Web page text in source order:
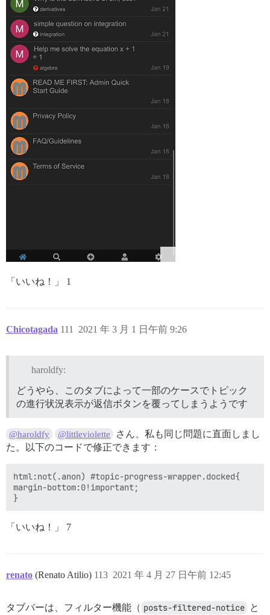
「いいね！」 1
Chicotagada 2021 年 3 月 1 日午前 9:26
111
haroldfy:
どうやら、このタブによって一部のケースでトピック
の進行状況表示が返信ボタンを覆ってしまうようです
@haroldfy @littleviolette
さん、私も同じ問題に直面しまし
た。以下のコードで修正できます：
html:not(.anon) #topic-progress-wrapper.docked{
margin-bottom:0!important;
「いいね！」 7
renato (Renato Atilio) 2021 年 4 月 27 日午前 12:45
113
タブバーは、フィルター機能（ posts-filtered-notice と